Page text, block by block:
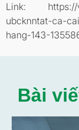
Link: https://
ubcknntat-ca-
hang-143-
Bài